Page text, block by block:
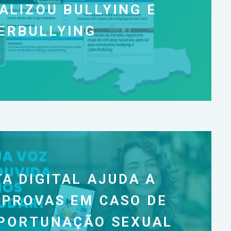
BULLYING E
DIGITAL AJUDA A
EM CASO DE
SEXUAL